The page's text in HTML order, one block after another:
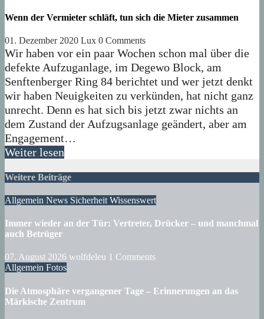
Wenn der Vermieter schläft, tun sich die Mieter zusammen
01. Dezember 2020 Lux 0 Comments
Wir haben vor ein paar Wochen schon mal über die
defekte Aufzuganlage, im Degewo Block, am
Senftenberger Ring 84 berichtet und wer jetzt denkt
wir haben Neuigkeiten zu verkünden, hat nicht ganz
unrecht. Denn es hat sich bis jetzt zwar nichts an
dem Zustand der Aufzugsanlage geändert, aber am
Engagement…
Weiter lesen
Weitere Beiträge
Allgemein News Sicherheit Wissenswert
Immer wieder an der Tür: Vertreter, Drücker – und manchmal
auch Betrüger
07. August 2026 wolfdeleu 1 Comments
Allgemein Fotos
Die Atmosphäre vergangener Tage – Erinnerungen an das
Märkische Zentrum